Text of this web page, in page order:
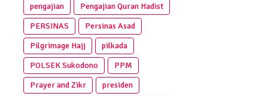
pengajian
Pengajian Quran Hadist
PERSINAS
Persinas Asad
Pilgrimage Hajj
pilkada
POLSEK Sukodono
PPM
Prayer and Zikr
presiden